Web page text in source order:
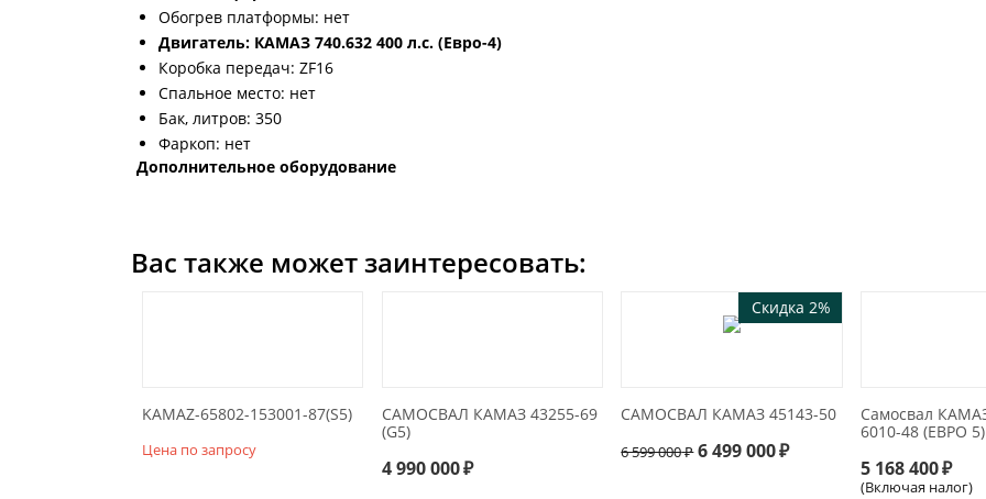
Обогрев платформы: нет
Двигатель: КАМАЗ 740.632 400 л.с. (Eвро-4)
Коробка передач: ZF16
Спальное место: нет
Бак, литров: 350
Фаркоп: нет
Дополнительное оборудование
Вас также может заинтересовать:
KAMAZ-65802-153001-87(S5)
Цена по запросу
САМОСВАЛ КАМАЗ 43255-69
(G5)
4 990 000₽
Скидка 2%
САМОСВАЛ КАМАЗ 45143-50
6 599 000₽ 6 499 000₽
Самосвал
6010-48 (ЕВРО
5 168 400₽
(Включая налог)